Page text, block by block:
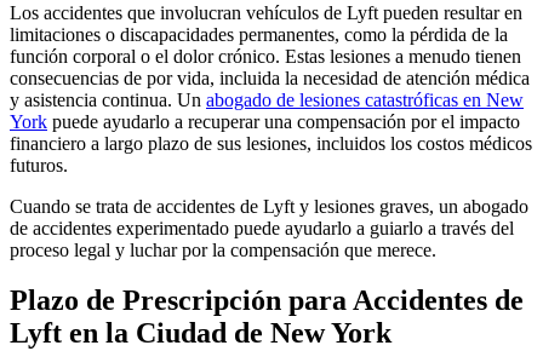
Los accidentes que involucran vehículos de Lyft pueden resultar en
limitaciones o discapacidades permanentes, como la pérdida de la
función corporal o el dolor crónico. Estas lesiones a menudo tienen
consecuencias de por vida, incluida la necesidad de atención médica
y asistencia continua. Un abogado de lesiones catastróficas en New
York puede ayudarlo a recuperar una compensación por el impacto
financiero a largo plazo de sus lesiones, incluidos los costos médicos
futuros.
Cuando se trata de accidentes de Lyft y lesiones graves, un abogado
de accidentes experimentado puede ayudarlo a guiarlo a través del
proceso legal y luchar por la compensación que merece.
Plazo de Prescripción para Accidentes de
Lyft en la Ciudad de New York